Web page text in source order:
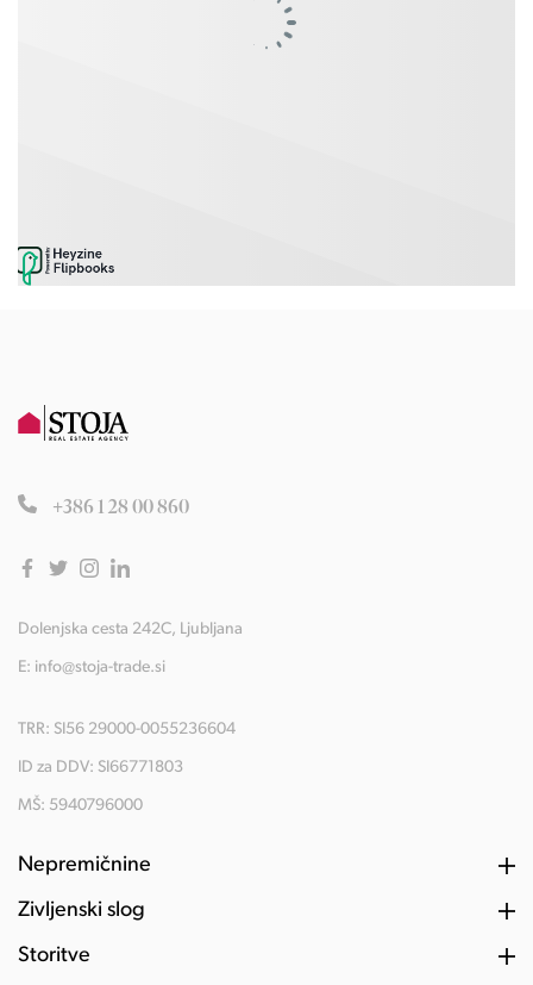
+386 1 28 00 860
Dolenjska cesta 242C, Ljubljana
E: info@stoja-trade.si
TRR: SI56 29000-0055236604
ID za DDV: SI66771803
MŠ: 5940796000
Nepremičnine
Življenski slog
Storitve